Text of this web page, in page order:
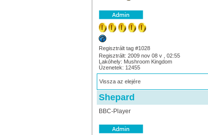
Regisztrált tag #1028
Regisztrált: 2009 nov 08 v , 02:55
Lakóhely: Mushroom Kingdom
Üzenetek: 12455
Vissza az elejére
Shepard
BBC-Player